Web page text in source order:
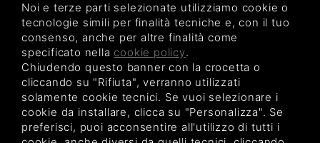
AGENZIA TURISTICA MARIO
via Perugino, 7 - 44029 Lido di Spina (FE)
tel. 0533/333193 -info@agenziaturisticamario.com
p.iva 01089020380 - CIN IT038006B4KDDJNQK5
Privacy Policy | Legal Sitemap
Noi e terze parti selezionate utilizziamo cookie o
tecnologie simili per finalità tecniche e, con il tuo
consenso, anche per altre finalità come
specificato nella cookie policy.
Chiudendo questo banner con la crocetta o
cliccando su "Rifiuta", verranno utilizzati
solamente cookie tecnici. Se vuoi selezionare i
cookie da installare, clicca su "Personalizza". Se
preferisci, puoi acconsentire all'utilizzo di tutti i